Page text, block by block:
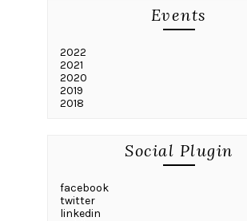
Events
2022
2021
2020
2019
2018
Social Plugin
facebook
twitter
linkedin